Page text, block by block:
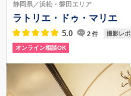
0558-83-5116
静岡県／浜松・磐田エリア
ラトリエ・ドゥ・マリエ
5.0 2件 撮影レ
オンライン相談OK